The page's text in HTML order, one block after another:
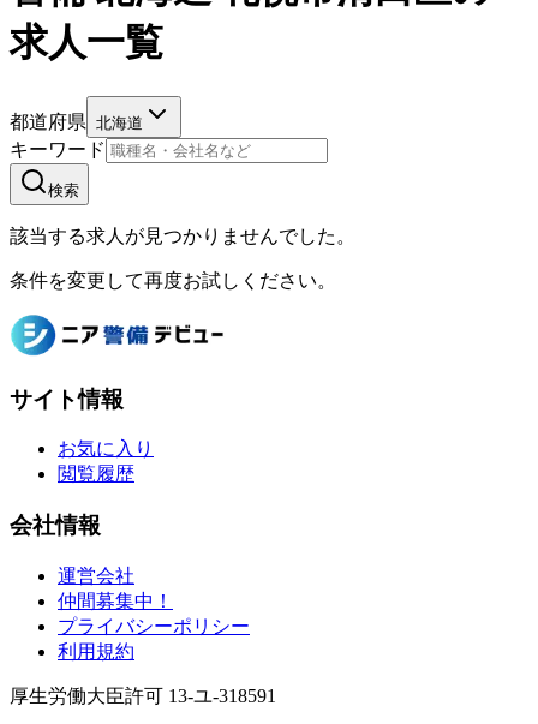
求人一覧
都道府県 北海道
キーワード
検索
該当する求人が見つかりませんでした。
条件を変更して再度お試しください。
サイト情報
お気に入り
閲覧履歴
会社情報
運営会社
仲間募集中！
プライバシーポリシー
利用規約
厚生労働大臣許可 13-ユ-318591